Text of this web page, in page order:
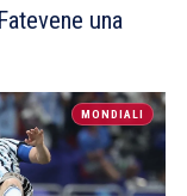
una
MONDIALI